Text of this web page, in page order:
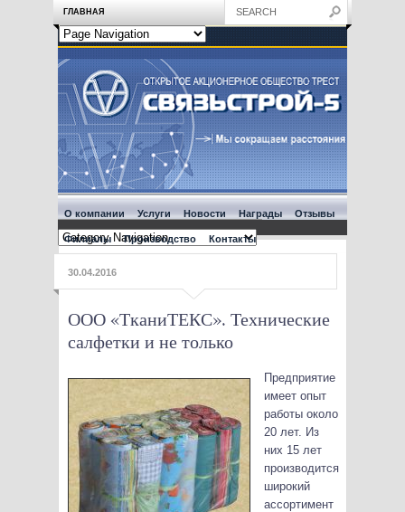
ГЛАВНАЯ
О компании Услуги Новости Награды Отзывы
Филиалы Производство Контакты
30.04.2016
ООО «ТканиТЕКС». Технические
салфетки и не только
Предприятие
имеет опыт
работы около
20 лет. Из
них 15 лет
производится
широкий
ассортимент